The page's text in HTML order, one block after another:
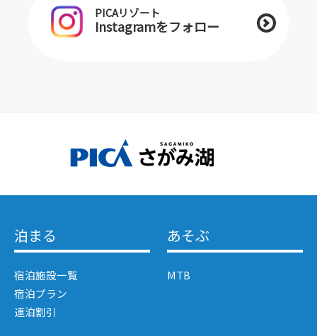
PICAリゾート
Instagramをフォロー
泊まる
宿泊施設一覧
宿泊プラン
連泊割引
あそぶ
MTB